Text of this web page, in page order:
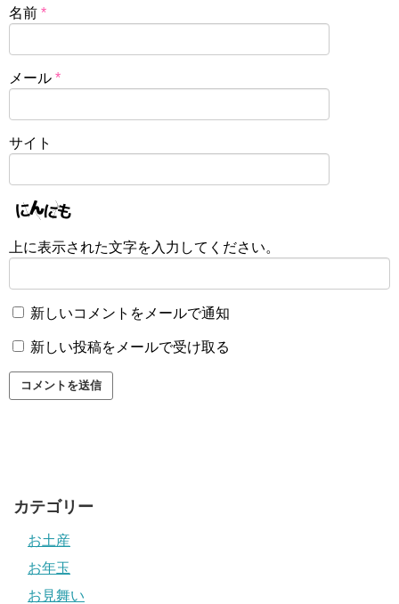
名前 *
メール *
サイト
上に表示された文字を入力してください。
新しいコメントをメールで通知
新しい投稿をメールで受け取る
カテゴリー
お土産
お年玉
お見舞い